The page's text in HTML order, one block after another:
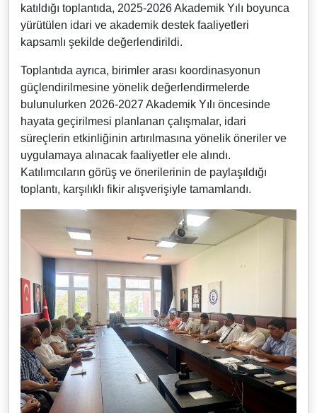
katıldığı toplantıda, 2025-2026 Akademik Yılı boyunca
yürütülen idari ve akademik destek faaliyetleri
kapsamlı şekilde değerlendirildi.
Toplantıda ayrıca, birimler arası koordinasyonun
güçlendirilmesine yönelik değerlendirmelerde
bulunulurken 2026-2027 Akademik Yılı öncesinde
hayata geçirilmesi planlanan çalışmalar, idari
süreçlerin etkinliğinin artırılmasına yönelik öneriler ve
uygulamaya alınacak faaliyetler ele alındı.
Katılımcıların görüş ve önerilerinin de paylaşıldığı
toplantı, karşılıklı fikir alışverişiyle tamamlandı.